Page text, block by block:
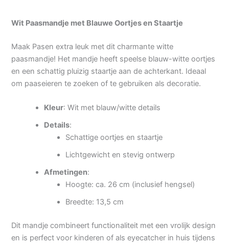
Wit Paasmandje met Blauwe Oortjes en Staartje
Maak Pasen extra leuk met dit charmante witte
paasmandje! Het mandje heeft speelse blauw-witte oortjes
en een schattig pluizig staartje aan de achterkant. Ideaal
om paaseieren te zoeken of te gebruiken als decoratie.
Kleur: Wit met blauw/witte details
Details:
Schattige oortjes en staartje
Lichtgewicht en stevig ontwerp
Afmetingen:
Hoogte: ca. 26 cm (inclusief hengsel)
Breedte: 13,5 cm
Dit mandje combineert functionaliteit met een vrolijk design
en is perfect voor kinderen of als eyecatcher in huis tijdens